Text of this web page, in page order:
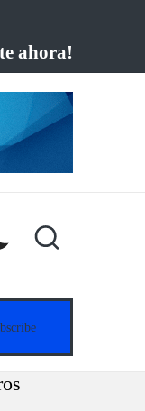
ahora!